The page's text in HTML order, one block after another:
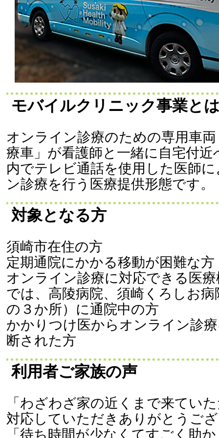
モバイルクリニック事業と
オンライン診療のための専用車
療車」が看護師と一緒に自宅付近
内でテレビ通話を使用した医師
ン診療を行う医療提供形態です。
対象となる方
須崎市在住の方
定期通院にかかる移動が困難な方
オンライン診療に対応できる医
では、高陵病院、須崎くろしお病
の３か所）に通院中の方
かかりつけ医からオンライン診
断された方
利用者ご家族の声
「わざわざ家の近くまで来てい
対応していただきありがとうご
「待ち時間が少なくてすごく助